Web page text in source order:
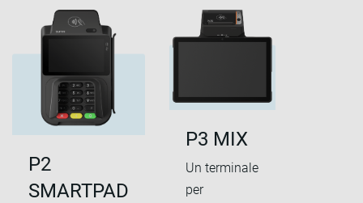
P2
SMARTPAD
P3 MIX
Un terminale
per